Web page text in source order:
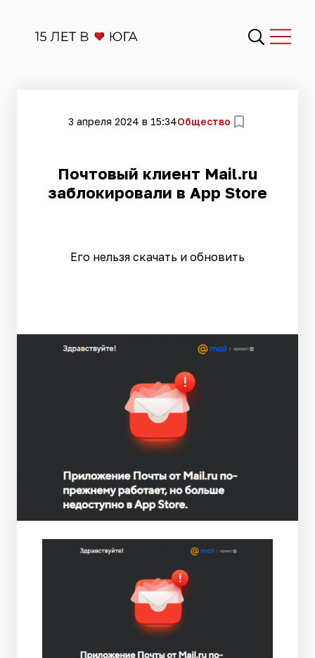
3 апреля 2024 в 15:34Общество
Почтовый клиент Mail.ru
заблокировали в App Store
Его нельзя скачать и обновить